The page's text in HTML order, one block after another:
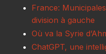
France:
division à gauche
Où va la Syrie
ChatGPT, une